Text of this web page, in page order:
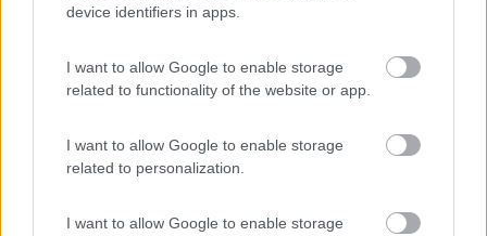
device identifiers in apps.
I want to allow Google to enable storage
related to functionality of the website or app.
I want to allow Google to enable storage
related to personalization.
I want to allow Google to enable storage
8.2 Dobbiaco (BZ)
Campeggio